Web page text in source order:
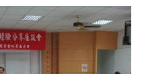
林宛蓉市議員、徐榮延縣議員至
也上台接受表揚，高雄市珠算
進修學校..